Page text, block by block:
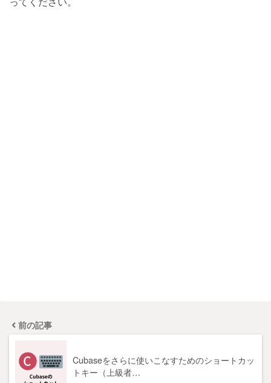
前の記事
Cubaseをさらに使いこなすためのショートカッ
トキー（上級者…